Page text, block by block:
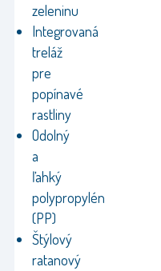
zeleninu
Integrovaná
treláž
pre
popínavé
rastliny
Odolný
a
ľahký
polypropylén
(PP)
Štýlový
ratanový